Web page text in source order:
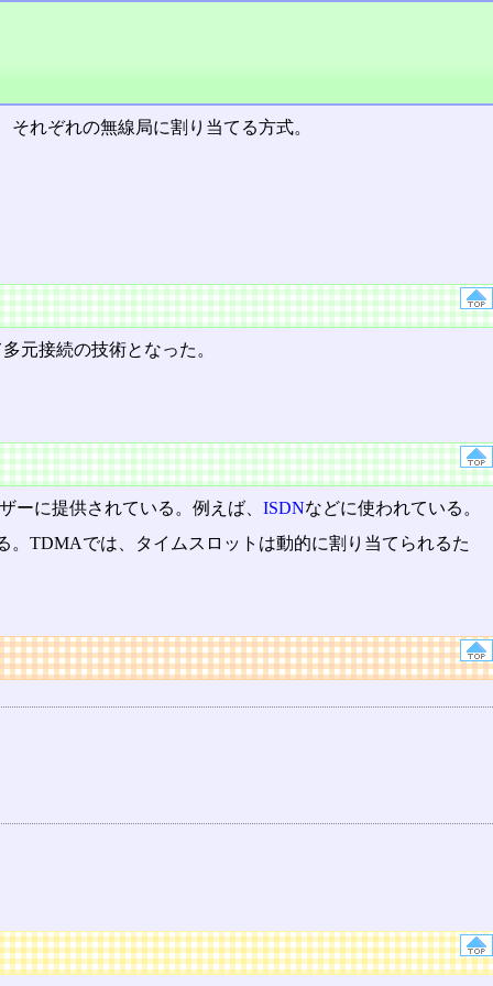
それぞれの無線局に割り当てる方式。
元接続の技術となった。
ーに提供されている。例えば、ISDNなどに使われている。
TDMAでは、タイムスロットは動的に割り当てられるた